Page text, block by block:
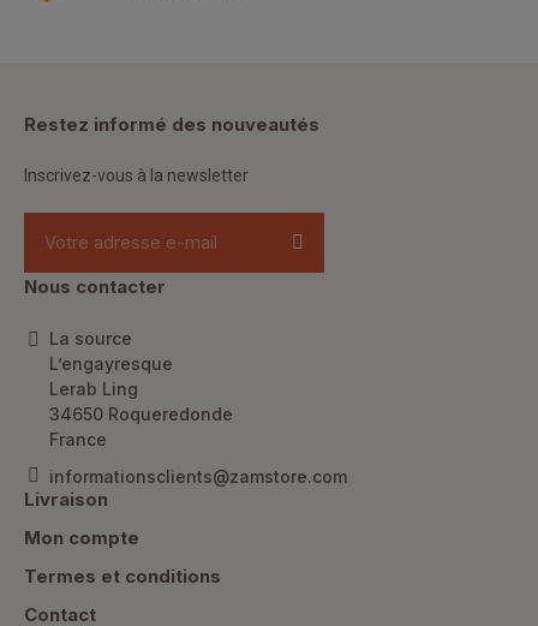
Restez informé des nouveautés
Inscrivez-vous à la newsletter
Nous contacter
La source
L’engayresque
Lerab Ling
34650 Roqueredonde
France
informationsclients@zamstore.com
Livraison
Mon compte
Termes et conditions
Contact